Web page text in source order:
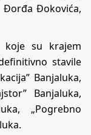
Đorđa Đokovića,
koje su krajem
stavile
Banjaluka,
Banjaluka,
„Pogrebno